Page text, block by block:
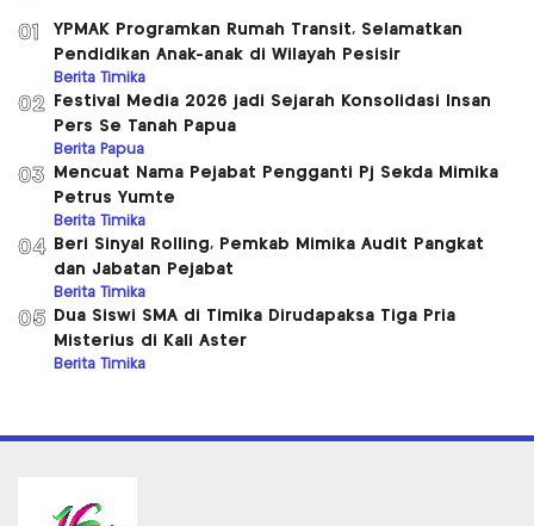
01
YPMAK Programkan Rumah Transit, Selamatkan
Pendidikan Anak-anak di Wilayah Pesisir
Berita Timika
02
Festival Media 2026 jadi Sejarah Konsolidasi Insan
Pers Se Tanah Papua
Berita Papua
03
Mencuat Nama Pejabat Pengganti Pj Sekda Mimika
Petrus Yumte
Berita Timika
04
Beri Sinyal Rolling, Pemkab Mimika Audit Pangkat
dan Jabatan Pejabat
Berita Timika
05
Dua Siswi SMA di Timika Dirudapaksa Tiga Pria
Misterius di Kali Aster
Berita Timika